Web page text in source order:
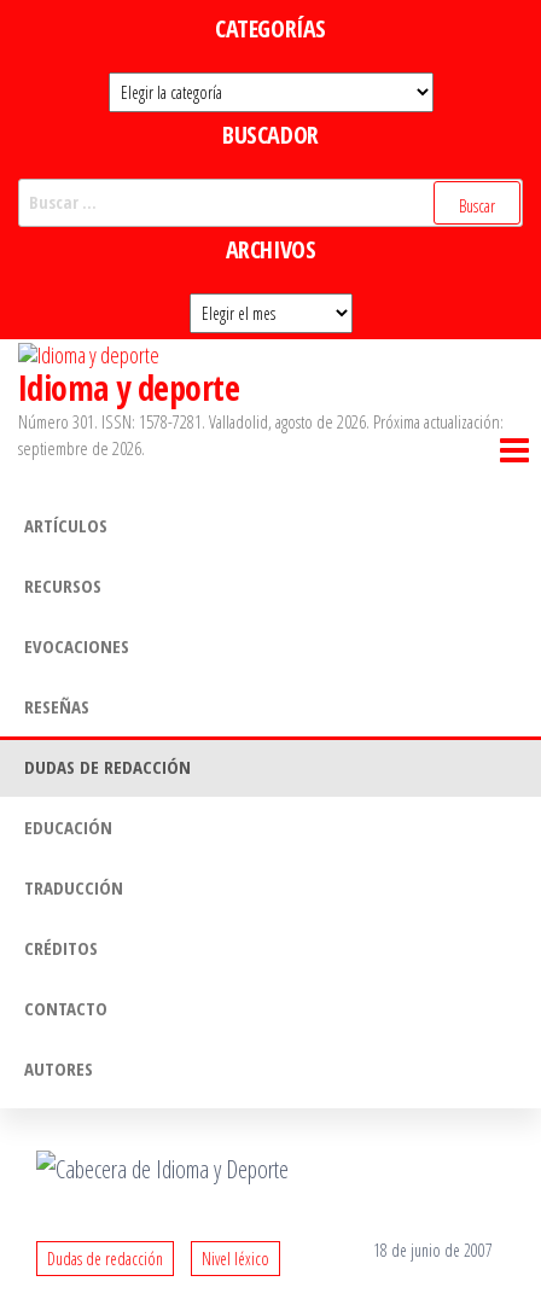
CATEGORÍAS
Categorías
BUSCADOR
ARCHIVOS
Archivos
Idioma y deporte
Número 301. ISSN: 1578-7281. Valladolid, agosto de 2026. Próxima actualización:
septiembre de 2026.
ARTÍCULOS
RECURSOS
EVOCACIONES
RESEÑAS
DUDAS DE REDACCIÓN
EDUCACIÓN
TRADUCCIÓN
CRÉDITOS
CONTACTO
AUTORES
Dudas de redacción Nivel léxico 18 de junio de 2007